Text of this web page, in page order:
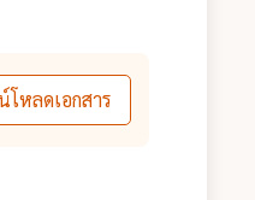
โหลดเอกสาร